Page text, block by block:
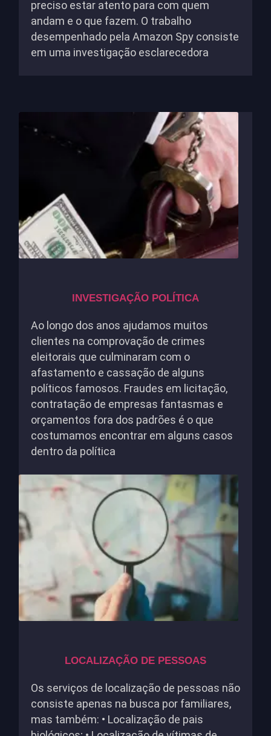
preciso estar atento para com quem
andam e o que fazem. O trabalho
desempenhado pela Amazon Spy consiste
em uma investigação esclarecedora
INVESTIGAÇÃO POLÍTICA
Ao longo dos anos ajudamos muitos
clientes na comprovação de crimes
eleitorais que culminaram com o
afastamento e cassação de alguns
políticos famosos. Fraudes em licitação,
contratação de empresas fantasmas e
orçamentos fora dos padrões é o que
costumamos encontrar em alguns casos
dentro da política
LOCALIZAÇÃO DE PESSOAS
Os serviços de localização de pessoas não
consiste apenas na busca por familiares,
mas também: • Localização de pais